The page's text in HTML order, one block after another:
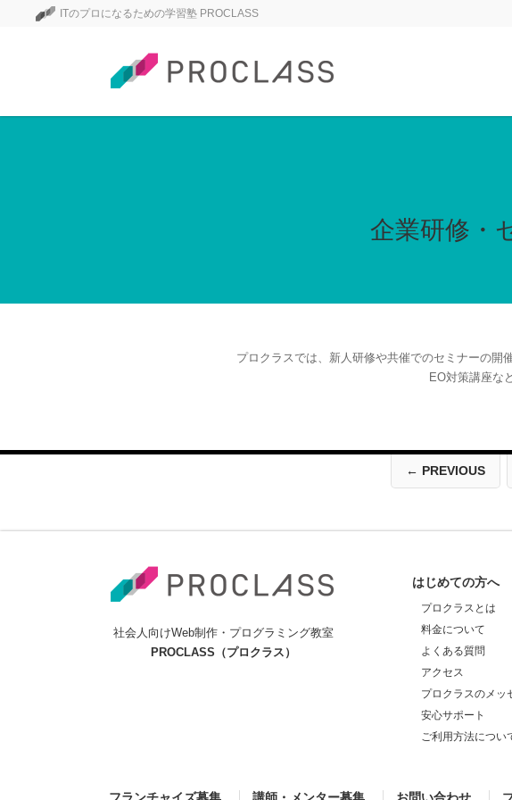
ITのプロになるための学習塾 PROCLASS
企業研修・
プロクラスでは、新人研修や共催でのセミナーの
EO対策講座な
← PREVIOUS
社会人向けWeb制作・プログラミング教室
PROCLASS（プロクラス）
はじめての方へ
プロクラスとは
料金について
よくある質問
アクセス
プロクラスのメッ
安心サポート
ご利用方法につい